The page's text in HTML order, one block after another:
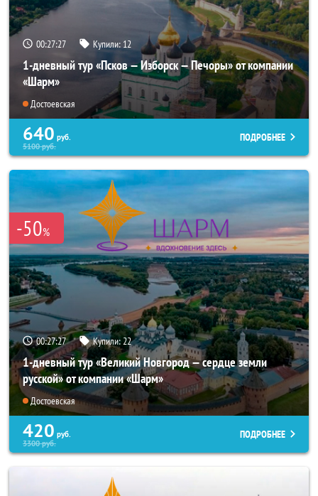
00:27:26 Купили: 12
1-дневный тур «Псков — Изборск — Печоры» от компании
«Шарм»
Достоевская
640 руб.
5100руб.
ПОДРОБНЕЕ
-50%
00:27:26 Купили: 22
1-дневный тур «Великий Новгород — сердце земли
русской» от компании «Шарм»
Достоевская
420 руб.
3300руб.
ПОДРОБНЕЕ